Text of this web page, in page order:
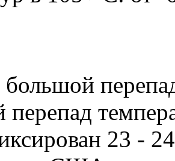
перепад
23 -